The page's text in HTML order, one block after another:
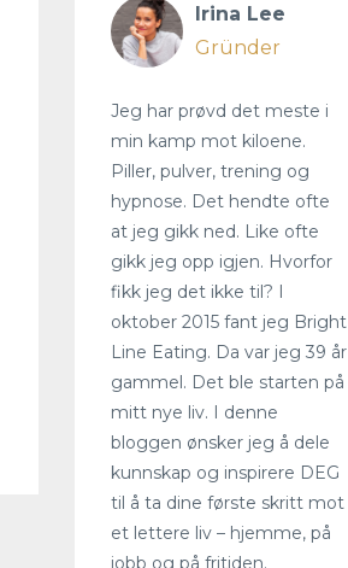
Irina Lee
Gründer
Jeg har prøvd det meste i
min kamp mot kiloene.
Piller, pulver, trening og
hypnose. Det hendte ofte
at jeg gikk ned. Like ofte
gikk jeg opp igjen. Hvorfor
fikk jeg det ikke til? I
oktober 2015 fant jeg Bright
Line Eating. Da var jeg 39 år
gammel. Det ble starten på
mitt nye liv. I denne
bloggen ønsker jeg å dele
kunnskap og inspirere DEG
til å ta dine første skritt mot
et lettere liv – hjemme, på
jobb og på fritiden.